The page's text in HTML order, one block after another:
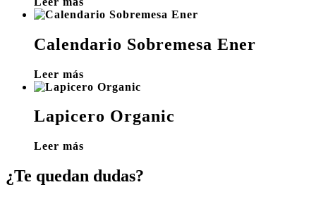
Calendario Sobremesa Ener
Leer más
Lapicero Organic
Leer más
¿Te quedan dudas?